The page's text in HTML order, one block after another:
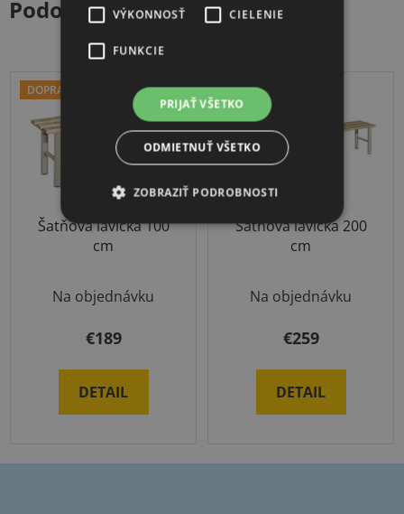
Podobné produkty
DOPRAVA ZADARMO
Šatňová lavička 100
cm
Na objednávku
€189
DETAIL
NOVINKA
DOPRAVA ZADARMO
Šatňová lavička 200
cm
Na objednávku
€259
DETAIL
VÝKONNOSŤ CIELENIE
FUNKCIE
PRIJAŤ VŠETKO
ODMIETNUŤ VŠETKO
ZOBRAZIŤ PODROBNOSTI